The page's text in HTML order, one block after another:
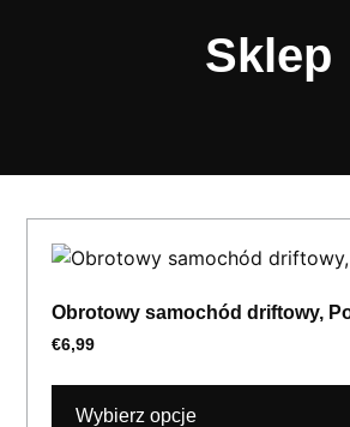
Sklep
Obrotowy samochód driftowy,
€6,99
Wybierz opcje